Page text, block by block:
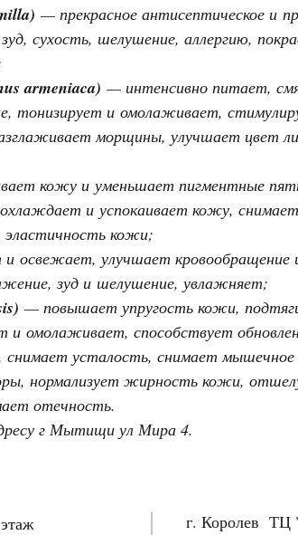
— прекрасное антисептическое и
сухость, шелушение, аллергию,
armeniaca) — интенсивно питает,
тонизирует и омолаживает,
морщины, улучшает цвет
кожу и уменьшает пигментные
и успокаивает кожу, снимает
кожи;
освежает, улучшает кровообращение
зуд и шелушение, увлажняет;
— повышает упругость кожи,
и омолаживает, способствует
снимает усталость, снимает
нормализует жирность кожи,
отечность.
г Мытищи ул Мира 4.
г. Королев ТЦ